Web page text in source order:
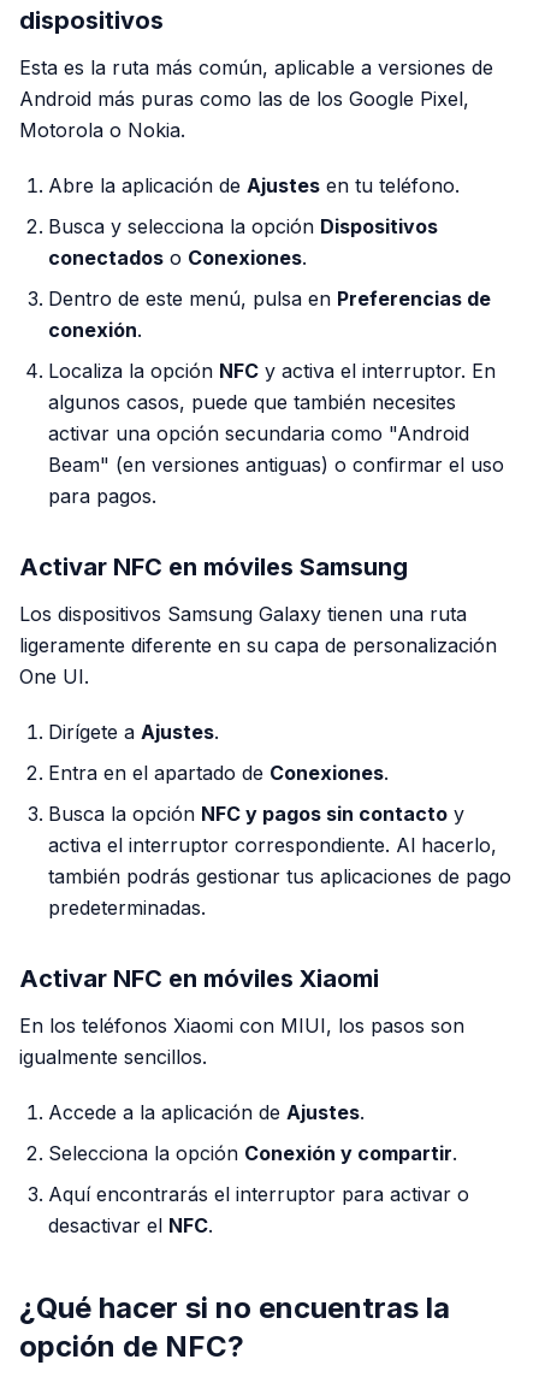
dispositivos
Esta es la ruta más común, aplicable a versiones de
Android más puras como las de los Google Pixel,
Motorola o Nokia.
Abre la aplicación de Ajustes en tu teléfono.
Busca y selecciona la opción Dispositivos
conectados o Conexiones.
Dentro de este menú, pulsa en Preferencias de
conexión.
Localiza la opción NFC y activa el interruptor. En
algunos casos, puede que también necesites
activar una opción secundaria como "Android
Beam" (en versiones antiguas) o confirmar el uso
para pagos.
Activar NFC en móviles Samsung
Los dispositivos Samsung Galaxy tienen una ruta
ligeramente diferente en su capa de personalización
One UI.
Dirígete a Ajustes.
Entra en el apartado de Conexiones.
Busca la opción NFC y pagos sin contacto y
activa el interruptor correspondiente. Al hacerlo,
también podrás gestionar tus aplicaciones de pago
predeterminadas.
Activar NFC en móviles Xiaomi
En los teléfonos Xiaomi con MIUI, los pasos son
igualmente sencillos.
Accede a la aplicación de Ajustes.
Selecciona la opción Conexión y compartir.
Aquí encontrarás el interruptor para activar o
desactivar el NFC.
¿Qué hacer si no encuentras la
opción de NFC?